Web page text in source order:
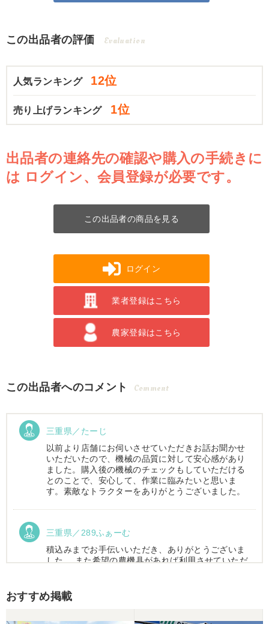
この出品者の評価 Evaluation
人気ランキング 12位
売り上げランキング 1位
出品者の連絡先の確認や購入の手続きに
は ログイン、会員登録が必要です。
この出品者の商品を見る
ログイン
業者登録はこちら
農家登録はこちら
この出品者へのコメント Comment
三重県／たーじ
以前より店舗にお伺いさせていただきお話お聞かせ
いただいたので、機械の品質に対して安心感があり
ました。購入後の機械のチェックもしていただける
とのことで、安心して、作業に臨みたいと思いま
す。素敵なトラクターをありがとうございました。
三重県／289ふぁーむ
積込みまでお手伝いいただき、ありがとうございま
した。 また希望の農機具があれば利用させていただ
おすすめ掲載